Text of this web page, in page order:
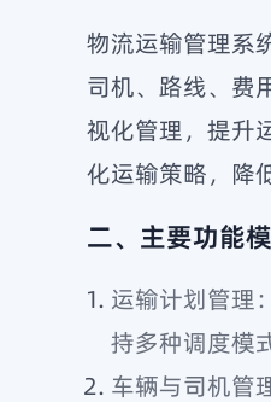
物流运输管理系
司机、路线、费
视化管理，提升
化运输策略，降
二、主要功能
运输计划管理
持多种调度模
车辆与司机管